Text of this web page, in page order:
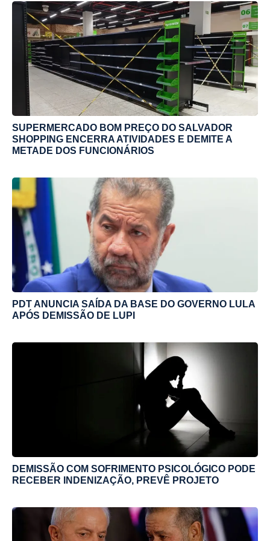
SUPERMERCADO BOM PREÇO DO SALVADOR
SHOPPING ENCERRA ATIVIDADES E DEMITE A
METADE DOS FUNCIONÁRIOS
PDT ANUNCIA SAÍDA DA BASE DO GOVERNO LULA
APÓS DEMISSÃO DE LUPI
DEMISSÃO COM SOFRIMENTO PSICOLÓGICO PODE
RECEBER INDENIZAÇÃO, PREVÊ PROJETO